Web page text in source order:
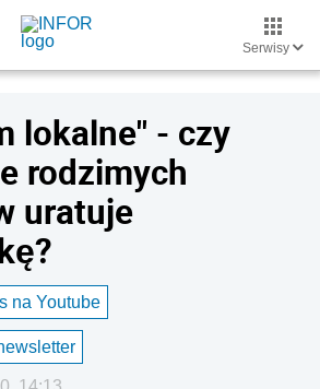
Serwisy
lokalne" - czy
rodzimych
uratuje
na Youtube